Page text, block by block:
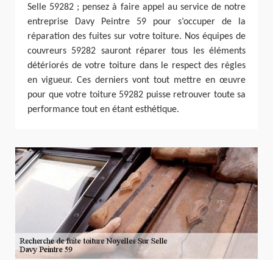
Selle 59282 ; pensez à faire appel au service de notre
entreprise Davy Peintre 59 pour s’occuper de la
réparation des fuites sur votre toiture. Nos équipes de
couvreurs 59282 sauront réparer tous les éléments
détériorés de votre toiture dans le respect des règles
en vigueur. Ces derniers vont tout mettre en œuvre
pour que votre toiture 59282 puisse retrouver toute sa
performance tout en étant esthétique.